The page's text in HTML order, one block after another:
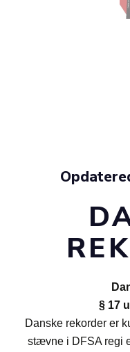
§ 17
Danske rekorder er
stævne i DFSA regi